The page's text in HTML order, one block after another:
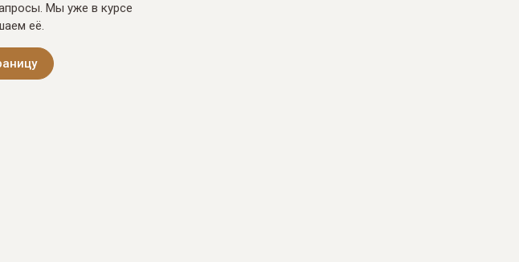
Мы уже в курсе
её.